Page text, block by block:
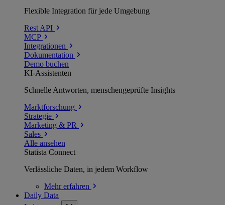
Flexible Integration für jede Umgebung
Rest API
MCP
Integrationen
Dokumentation
Demo buchen
KI-Assistenten
Schnelle Antworten, menschengeprüfte Insights
Marktforschung
Strategie
Marketing & PR
Sales
Alle ansehen
Statista Connect
Verlässliche Daten, in jedem Workflow
Mehrerfahren
Daily Data